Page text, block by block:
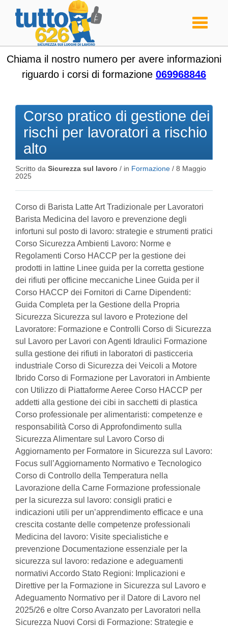
Toggle
Chiama il nostro numero per avere informazioni
riguardo i corsi di formazione 069968846
Corso pratico di gestione dei
rischi per lavoratori a rischio
alto
Scritto da Sicurezza sul lavoro / in Formazione / 8 Maggio
2025
Corso di Barista Latte Art Tradizionale per Lavoratori
Barista Medicina del lavoro e prevenzione degli
infortuni sul posto di lavoro: strategie e strumenti pratici
Corso Sicurezza Ambienti Lavoro: Norme e
Regolamenti Corso HACCP per la gestione dei
prodotti in lattine Linee guida per la corretta gestione
dei rifiuti per officine meccaniche Linee Guida per il
Corso HACCP dei Fornitori di Carne Dipendenti:
Guida Completa per la Gestione della Propria
Sicurezza Sicurezza sul lavoro e Protezione del
Lavoratore: Formazione e Controlli Corso di Sicurezza
sul Lavoro per Lavori con Agenti Idraulici Formazione
sulla gestione dei rifiuti in laboratori di pasticceria
industriale Corso di Sicurezza dei Veicoli a Motore
Ibrido Corso di Formazione per Lavoratori in Ambiente
con Utilizzo di Piattaforme Aeree Corso HACCP per
addetti alla gestione dei cibi in sacchetti di plastica
Corso professionale per alimentaristi: competenze e
responsabilità Corso di Approfondimento sulla
Sicurezza Alimentare sul Lavoro Corso di
Aggiornamento per Formatore in Sicurezza sul Lavoro:
Focus sull’Aggiornamento Normativo e Tecnologico
Corso di Controllo della Temperatura nella
Lavorazione della Carne Formazione professionale
per la sicurezza sul lavoro: consigli pratici e
indicazioni utili per un’apprendimento efficace e una
crescita costante delle competenze professionali
Medicina del lavoro: Visite specialistiche e
prevenzione Documentazione essenziale per la
sicurezza sul lavoro: redazione e adeguamenti
normativi Accordo Stato Regioni: Implicazioni e
Direttive per la Formazione in Sicurezza sul Lavoro e
Adeguamento Normativo per il Datore di Lavoro nel
2025/26 e oltre Corso Avanzato per Lavoratori nella
Sicurezza Nuovi Corsi di Formazione: Strategie e